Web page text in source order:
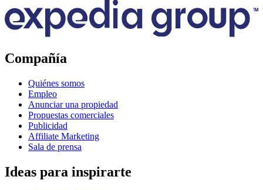
Compañía
Quiénes somos
Empleo
Anunciar una propiedad
Propuestas comerciales
Publicidad
Affiliate Marketing
Sala de prensa
Ideas para inspirarte